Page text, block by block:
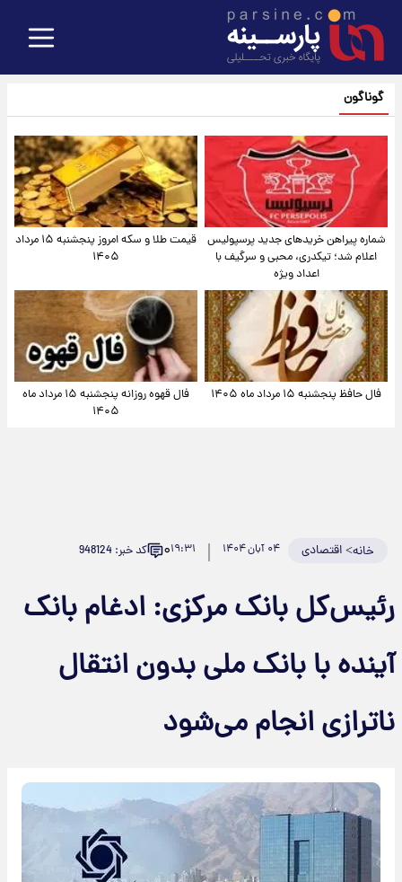
گوناگون
شماره پیراهن خریدهای جدید پرسپولیس
اعلام شد؛ تیکدری، محبی و سرگیف با
اعداد ویژه
قیمت طلا و سکه امروز پنجشنبه ۱۵ مرداد
۱۴۰۵
فال حافظ پنجشنبه ۱۵ مرداد ماه ۱۴۰۵
فال قهوه روزانه پنجشنبه ۱۵ مرداد ماه
۱۴۰۵
خانه>اقتصادی ۰۴ آبان ۱۴۰۴ ۱۹:۳۱۰ کد خبر: 948124
رئیس‌کل بانک مرکزی: ادغام بانک
آینده با بانک ملی بدون انتقال
ناترازی انجام می‌شود